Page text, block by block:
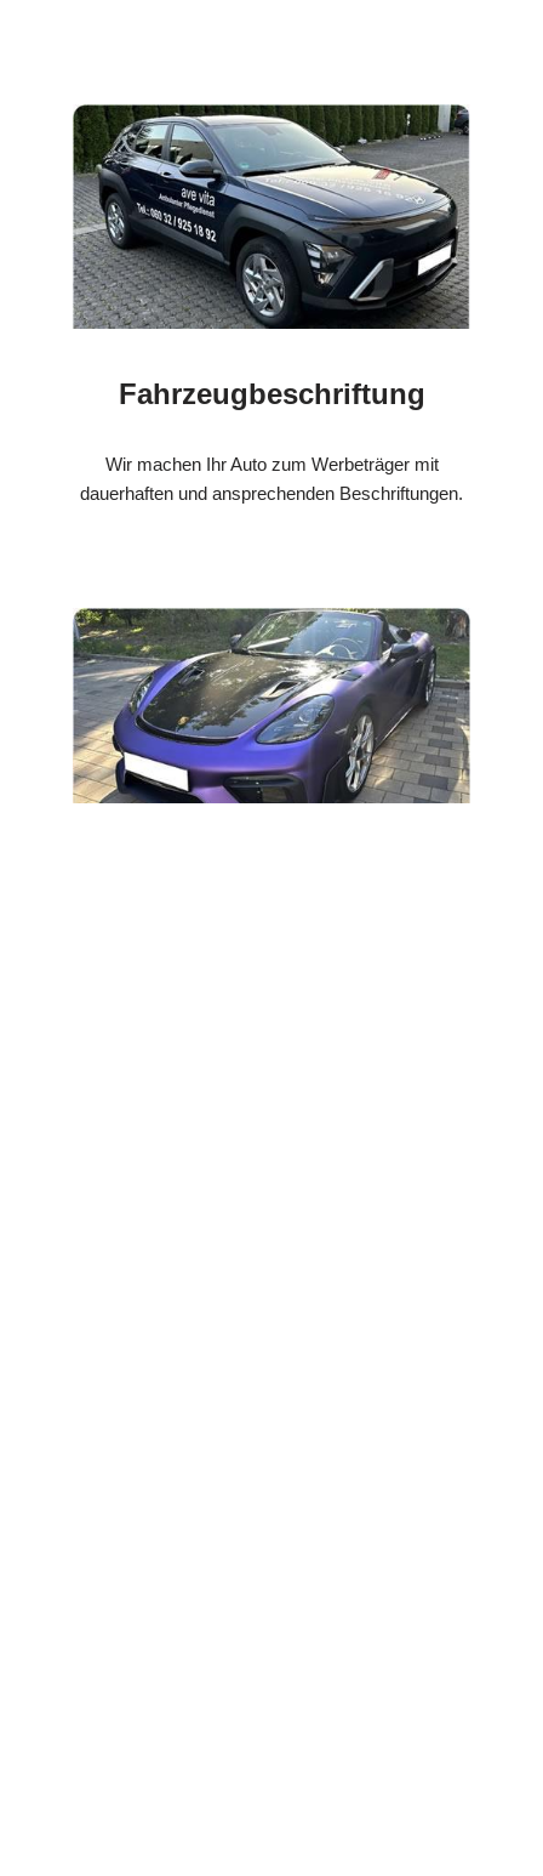
Fahrzeugbeschriftung
Wir machen Ihr Auto zum Werbeträger mit
dauerhaften und ansprechenden Beschriftungen.